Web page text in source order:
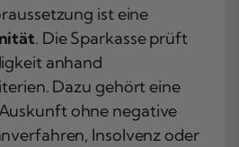
ist eine
. Die Sparkasse prüft
anhand
Dazu gehört eine
ohne negative
Insolvenz oder